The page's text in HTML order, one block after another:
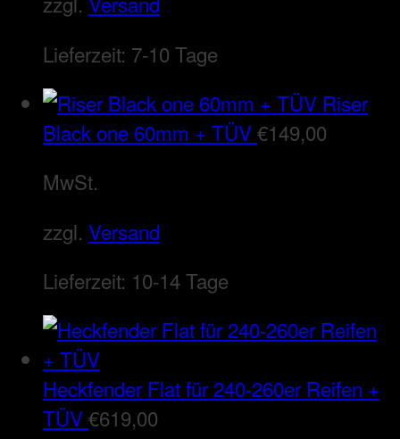
Lieferzeit: 7-10 Tage
Riser
Black one 60mm + TÜV€149,00
MwSt.
zzgl. Versand
Lieferzeit: 10-14 Tage
Heckfender Flat für 240-260er Reifen +
TÜV€619,00